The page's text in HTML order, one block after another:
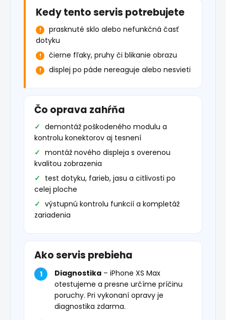
Kedy tento servis potrebujete
prasknuté sklo alebo nefunkčná časť
dotyku
čierne fľaky, pruhy či blikanie obrazu
displej po páde nereaguje alebo nesvieti
Čo oprava zahŕňa
demontáž poškodeného modulu a
kontrolu konektorov aj tesnení
montáž nového displeja s overenou
kvalitou zobrazenia
test dotyku, farieb, jasu a citlivosti po
celej ploche
výstupnú kontrolu funkcií a kompletáž
zariadenia
Ako servis prebieha
Diagnostika – iPhone XS Max
otestujeme a presne určíme príčinu
poruchy. Pri vykonaní opravy je
diagnostika zdarma.